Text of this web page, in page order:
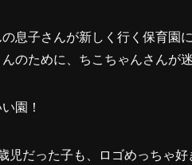
息子さんが新しく行く保育園
のために、ちこちゃんさんが
園！
児だった子も、ロゴめっちゃ好